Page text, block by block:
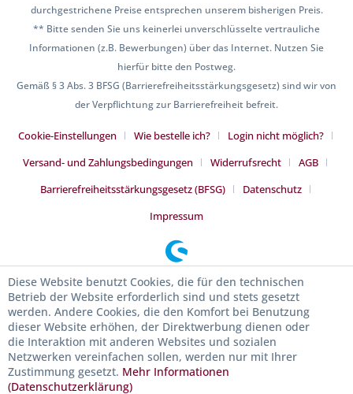
durchgestrichene Preise entsprechen unserem bisherigen Preis.
** Bitte senden Sie uns keinerlei unverschlüsselte vertrauliche
Informationen (z.B. Bewerbungen) über das Internet. Nutzen Sie
hierfür bitte den Postweg.
Gemäß § 3 Abs. 3 BFSG (Barrierefreiheitsstärkungsgesetz) sind wir von
der Verpflichtung zur Barrierefreiheit befreit.
Cookie-Einstellungen Wie bestelle ich?
Login nicht möglich?
Versand- und Zahlungsbedingungen
Widerrufsrecht
AGB
Barrierefreiheitsstärkungsgesetz (BFSG)
Datenschutz
Impressum
Diese Website benutzt Cookies, die für den technischen
Betrieb der Website erforderlich sind und stets gesetzt
werden. Andere Cookies, die den Komfort bei Benutzung
dieser Website erhöhen, der Direktwerbung dienen oder
die Interaktion mit anderen Websites und sozialen
Netzwerken vereinfachen sollen, werden nur mit Ihrer
Zustimmung gesetzt. Mehr Informationen
(Datenschutzerklärung)